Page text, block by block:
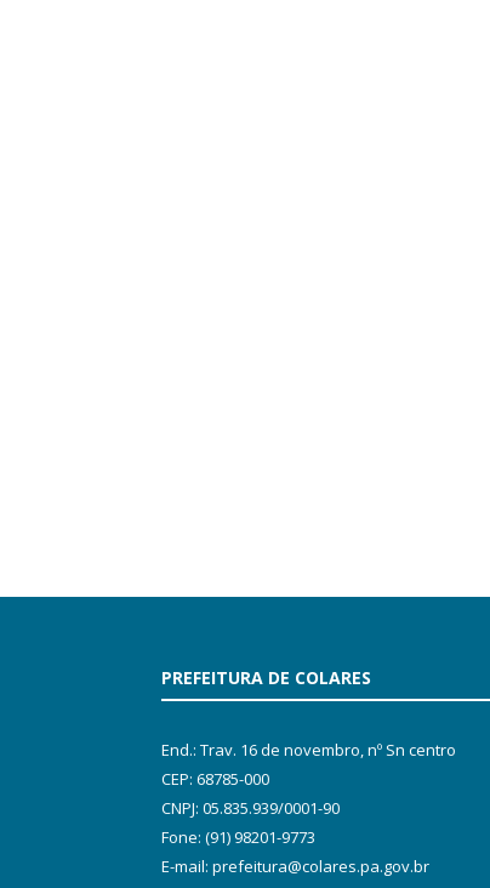
PREFEITURA DE COLARES
End.: Trav. 16 de novembro, nº Sn centro
CEP: 68785-000
CNPJ: 05.835.939/0001-90
Fone: (91) 98201-9773
E-mail: prefeitura@colares.pa.gov.br